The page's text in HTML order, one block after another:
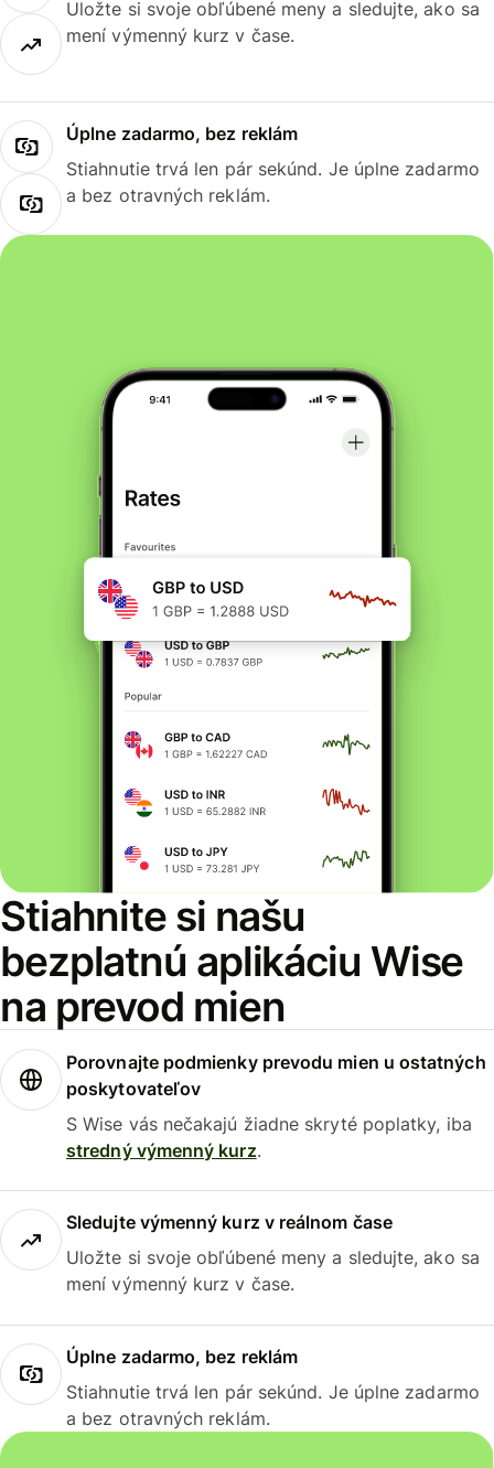
Uložte si svoje obľúbené meny a sledujte, ako sa
mení výmenný kurz v čase.
Úplne zadarmo, bez reklám
Stiahnutie trvá len pár sekúnd. Je úplne zadarmo
a bez otravných reklám.
Stiahnite si našu
bezplatnú aplikáciu Wise
na prevod mien
Porovnajte podmienky prevodu mien u ostatných
poskytovateľov
S Wise vás nečakajú žiadne skryté poplatky, iba
stredný výmenný kurz.
Sledujte výmenný kurz v reálnom čase
Uložte si svoje obľúbené meny a sledujte, ako sa
mení výmenný kurz v čase.
Úplne zadarmo, bez reklám
Stiahnutie trvá len pár sekúnd. Je úplne zadarmo
a bez otravných reklám.